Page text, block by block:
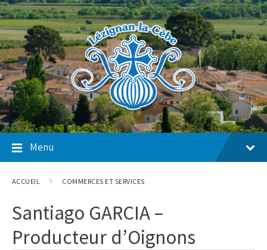
Skip
to
content
Skip
to
main
navigation
Skip
to
footer
Menu
ACCUEIL COMMERCES ET SERVICES
Santiago GARCIA –
Producteur d’Oignons